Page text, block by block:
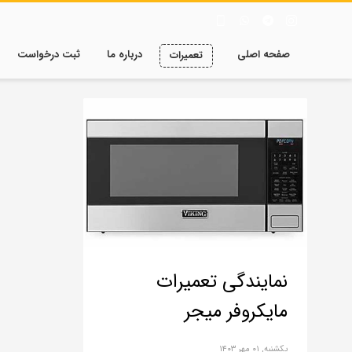
صفحه اصلی تعمیرات درباره ما ثبت درخواست
نمایندگی تعمیرات
مایکروفر میجر
یکشنبه, ۰۱ مهر ۱۴۰۳